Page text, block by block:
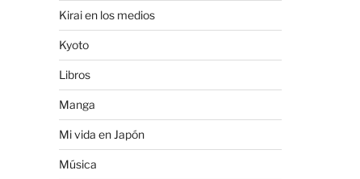
Kirai en los medios
Kyoto
Libros
Manga
Mi vida en Japón
Música